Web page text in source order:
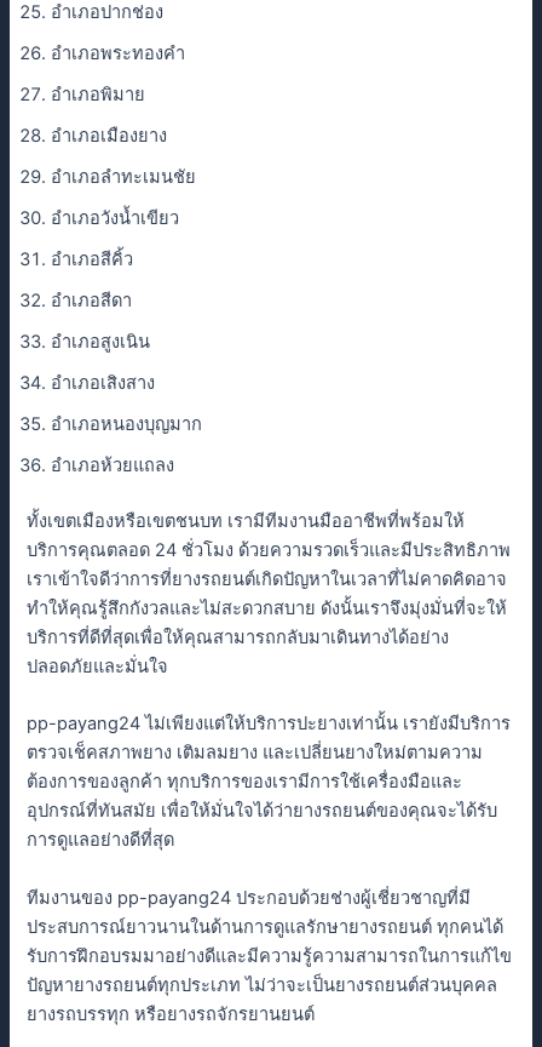
อำเภอปากช่อง
อำเภอพระทองคำ
อำเภอพิมาย
อำเภอเมืองยาง
อำเภอลำทะเมนชัย
อำเภอวังน้ำเขียว
อำเภอสีคิ้ว
อำเภอสีดา
อำเภอสูงเนิน
อำเภอเสิงสาง
อำเภอหนองบุญมาก
อำเภอห้วยแถลง
ทั้งเขตเมืองหรือเขตชนบท เรามีทีมงานมืออาชีพที่พร้อมให้
บริการคุณตลอด 24 ชั่วโมง ด้วยความรวดเร็วและมีประสิทธิภาพ
เราเข้าใจดีว่าการที่ยางรถยนต์เกิดปัญหาในเวลาที่ไม่คาดคิดอาจ
ทำให้คุณรู้สึกกังวลและไม่สะดวกสบาย ดังนั้นเราจึงมุ่งมั่นที่จะให้
บริการที่ดีที่สุดเพื่อให้คุณสามารถกลับมาเดินทางได้อย่าง
ปลอดภัยและมั่นใจ
pp-payang24 ไม่เพียงแต่ให้บริการปะยางเท่านั้น เรายังมีบริการ
ตรวจเช็คสภาพยาง เติมลมยาง และเปลี่ยนยางใหม่ตามความ
ต้องการของลูกค้า ทุกบริการของเรามีการใช้เครื่องมือและ
อุปกรณ์ที่ทันสมัย เพื่อให้มั่นใจได้ว่ายางรถยนต์ของคุณจะได้รับ
การดูแลอย่างดีที่สุด
ทีมงานของ pp-payang24 ประกอบด้วยช่างผู้เชี่ยวชาญที่มี
ประสบการณ์ยาวนานในด้านการดูแลรักษายางรถยนต์ ทุกคนได้
รับการฝึกอบรมมาอย่างดีและมีความรู้ความสามารถในการแก้ไข
ปัญหายางรถยนต์ทุกประเภท ไม่ว่าจะเป็นยางรถยนต์ส่วนบุคคล
ยางรถบรรทุก หรือยางรถจักรยานยนต์